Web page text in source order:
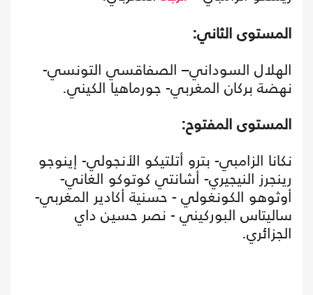
المستوى الثاني:
الهلال السوداني– الصفاقسي التونسي-
نهضة بركان المغربي- جورماهيا الكيني.
المستوى المفتوح:
نكانا الزامبي- بترو أتلتيكو الأنجولي- إينوجو
رينجرز النيجيري- أشانتي كوتوكو الغاني-
أوثوهو الكونغولي - حسنية أكادير المغربي-
ساليتاس البوركيني - نصر حسين داي
الجزائري.